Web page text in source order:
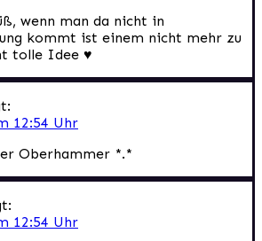
wenn man da nicht in
kommt ist einem nicht mehr zu
tolle Idee ♥
12:54 Uhr
Oberhammer *.*
12:54 Uhr